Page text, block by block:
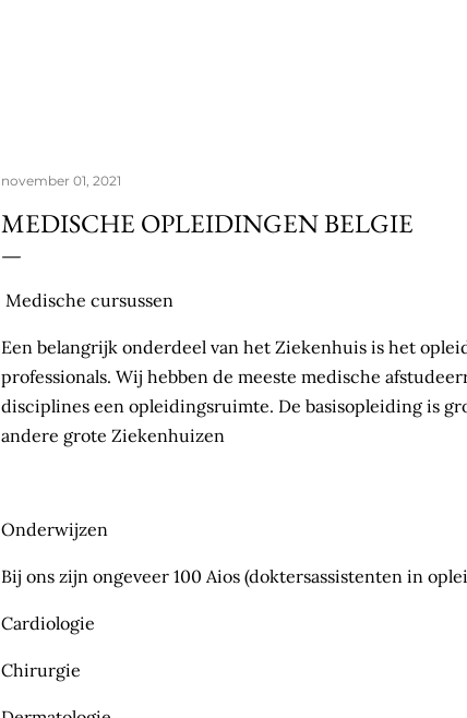
november 01, 2021
MEDISCHE OPLEIDINGEN BELGIE
Medische cursussen
Een belangrijk onderdeel van het Ziekenhuis is het
professionals. Wij hebben de meeste medische
disciplines een opleidingsruimte. De basisopleiding is
andere grote Ziekenhuizen
Onderwijzen
Bij ons zijn ongeveer 100 Aios (doktersassistenten in
Cardiologie
Chirurgie